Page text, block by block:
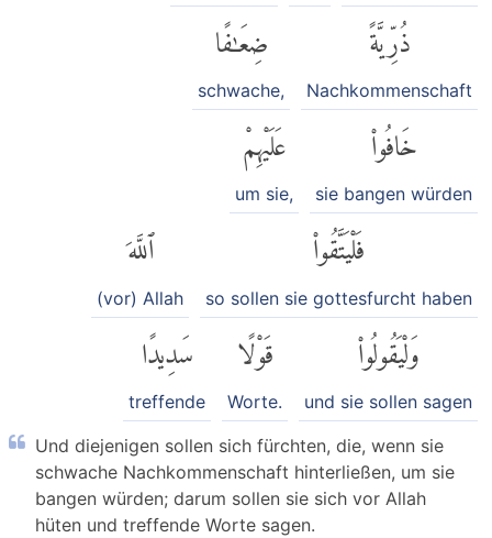
ذُرِّيَّةً
Nachkommenschaft
ضِعَٰفًا
schwache,
خَافُوا۟
sie bangen würden
عَلَيْهِمْ
um sie,
فَلْيَتَّقُوا۟
so sollen sie gottesfurcht haben
ٱللَّهَ
(vor) Allah
وَلْيَقُولُوا۟
und sie sollen sagen
قَوْلًا
Worte.
سَدِيدًا
treffende
Und diejenigen sollen sich fürchten, die, wenn sie
schwache Nachkommenschaft hinterließen, um sie
bangen würden; darum sollen sie sich vor Allah
hüten und treffende Worte sagen.